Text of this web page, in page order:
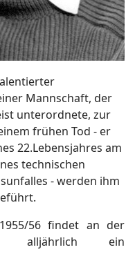
Mannschaft, der
unterordnete, zur
frühen Tod - er
22.Lebensjahres am
technischen
- werden ihm
56 findet an der
alljährlich ein